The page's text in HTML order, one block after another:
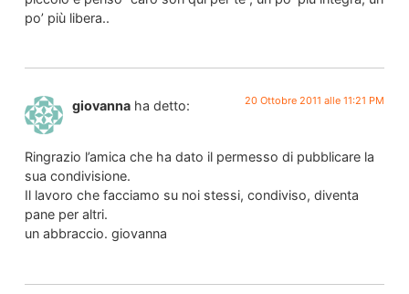
po’ più libera..
giovanna ha detto: 20 Ottobre 2011 alle 11:21 PM
Ringrazio l’amica che ha dato il permesso di pubblicare la
sua condivisione.
Il lavoro che facciamo su noi stessi, condiviso, diventa
pane per altri.
un abbraccio. giovanna